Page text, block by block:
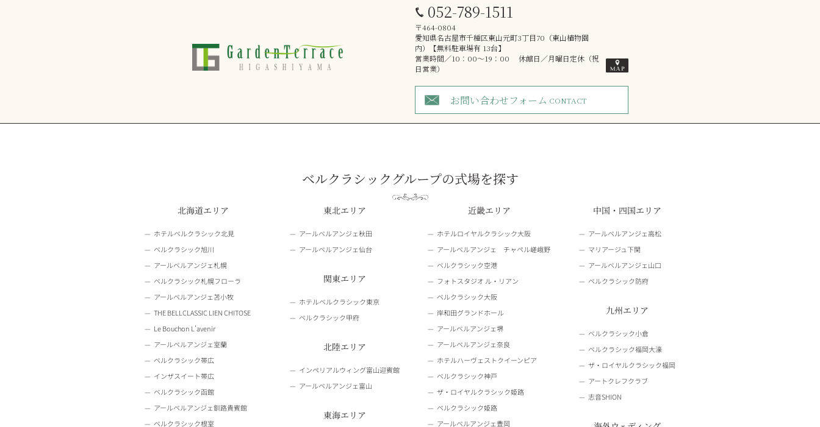
052-789-1511
〒464-0804
愛知県名古屋市千種区東山元町3丁目70（東山植物園
内）【無料駐車場有 13台】
営業時間／10：00～19：00 休館日／月曜日定休（祝
日営業）
お問い合わせフォーム CONTACT
ベルクラシックグループの式場を探す
北海道エリア
ホテルベルクラシック北見
ベルクラシック旭川
アールベルアンジェ札幌
ベルクラシック札幌フローラ
アールベルアンジェ苫小牧
THE BELLCLASSIC LIEN CHITOSE
Le Bouchon L’avenir
アールベルアンジェ室蘭
ベルクラシック帯広
インザスイート帯広
ベルクラシック函館
アールベルアンジェ釧路貴賓館
ベルクラシック根室
東北エリア
アールベルアンジェ秋田
アールベルアンジェ仙台
関東エリア
ホテルベルクラシック東京
ベルクラシック甲府
北陸エリア
インペリアルウィング富山迎賓館
アールベルアンジェ富山
東海エリア
近畿エリア
ホテルロイヤルクラシック大阪
アールベルアンジェ チャペル嵯峨野
ベルクラシック空港
フォトスタジオ ル・リアン
ベルクラシック大阪
岸和田グランドホール
アールベルアンジェ堺
アールベルアンジェ奈良
ホテルハーヴェストクイーンピア
ベルクラシック神戸
ザ・ロイヤルクラシック姫路
ベルクラシック姫路
アールベルアンジェ豊岡
中国・四国エリア
アールベルアンジェ高松
マリアージュ下関
アールベルアンジェ山口
ベルクラシック防府
九州エリア
ベルクラシック小倉
ベルクラシック福岡大濠
ザ・ロイヤルクラシック福岡
アートクレフクラブ
志音SHION